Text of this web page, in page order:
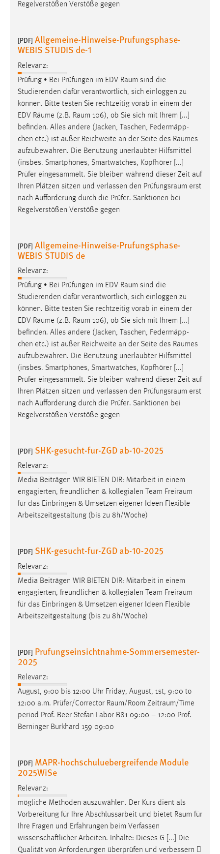
Regelverstößen Verstöße gegen
[PDF] Allgemeine-Hinweise-Prufungsphase-
WEBIS STUDIS de-1
Relevanz:
Prüfung • Bei Prüfungen im EDV Raum sind die
Studierenden dafür verantwortlich, sich einloggen zu
können. Bitte testen Sie rechtzeitig vorab in einem der
EDV Räume (z.B. Raum 106), ob Sie sich mit Ihrem [...]
befinden. Alles andere (Jacken, Taschen, Federmäpp-
chen etc.) ist außer Reichweite an der Seite des Raumes
aufzubewahren. Die Benutzung unerlaubter Hilfsmittel
(insbes. Smartphones, Smartwatches, Kopfhörer [...]
Prüfer eingesammelt. Sie bleiben während dieser Zeit auf
Ihren Plätzen sitzen und verlassen den Prüfungsraum erst
nach Aufforderung durch die Prüfer. Sanktionen bei
Regelverstößen Verstöße gegen
[PDF] Allgemeine-Hinweise-Prufungsphase-
WEBIS STUDIS de
Relevanz:
Prüfung • Bei Prüfungen im EDV Raum sind die
Studierenden dafür verantwortlich, sich einloggen zu
können. Bitte testen Sie rechtzeitig vorab in einem der
EDV Räume (z.B. Raum 106), ob Sie sich mit Ihrem [...]
befinden. Alles andere (Jacken, Taschen, Federmäpp-
chen etc.) ist außer Reichweite an der Seite des Raumes
aufzubewahren. Die Benutzung unerlaubter Hilfsmittel
(insbes. Smartphones, Smartwatches, Kopfhörer [...]
Prüfer eingesammelt. Sie bleiben während dieser Zeit auf
Ihren Plätzen sitzen und verlassen den Prüfungsraum erst
nach Aufforderung durch die Prüfer. Sanktionen bei
Regelverstößen Verstöße gegen
[PDF] SHK-gesucht-fur-ZGD ab-10-2025
Relevanz:
Media Beiträgen WIR BIETEN DIR: Mitarbeit in einem
engagierten, freundlichen & kollegialen Team Freiraum
für das Einbringen & Umsetzen eigener Ideen Flexible
Arbeitszeitgestaltung (bis zu 8h/Woche)
[PDF] SHK-gesucht-fur-ZGD ab-10-2025
Relevanz:
Media Beiträgen WIR BIETEN DIR: Mitarbeit in einem
engagierten, freundlichen & kollegialen Team Freiraum
für das Einbringen & Umsetzen eigener Ideen Flexible
Arbeitszeitgestaltung (bis zu 8h/Woche)
[PDF] Prufungseinsichtnahme-Sommersemester-
2025
Relevanz:
August, 9:00 bis 12:00 Uhr Friday, August, 1st, 9:00 to
12:00 a.m. Prüfer/Corrector Raum/Room Zeitraum/Time
period Prof. Beer Stefan Labor B81 09:00 – 12:00 Prof.
Berninger Burkhard 159 09:00
[PDF] MAPR-hochschuluebergreifende Module
2025WiSe
Relevanz:
mögliche Methoden auszuwählen. Der Kurs dient als
Vorbereitung für Ihre Abschlussarbeit und bietet Raum für
Ihre Fragen und Erfahrungen beim Verfassen
wissenschaftlicher Arbeiten. Inhalte: Dieses G [...] Die
Qualität von Anforderungen überprüfen und verbessern 